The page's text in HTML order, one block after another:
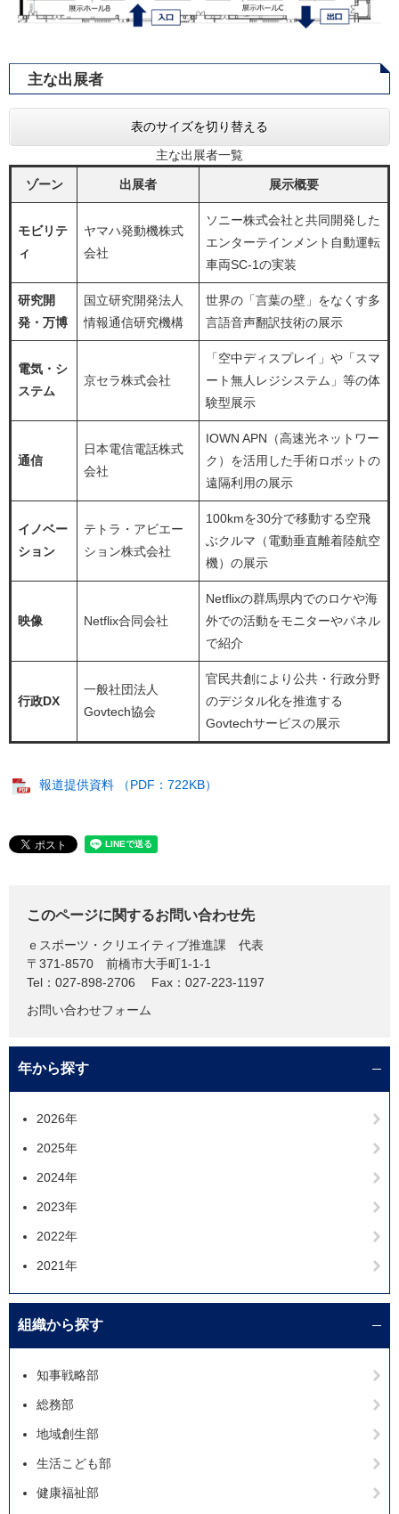
主な出展者​
表のサイズを切り替える
主な出展者​一覧
ゾーン 出展者 展示概要
モビリテ
ィ
ヤマハ発動機株式
会社
ソニー株式会社と共同開発した
エンターテインメント自動運転
車両SC-1の実装
研究開
発・万博
国⽴研究開発法⼈
情報通信研究機構
世界の「⾔葉の壁」をなくす多
⾔語⾳声翻訳技術の展示
電気・シ
ステム
京セラ株式会社
「空中ディスプレイ」や「スマ
ート無人レジシステム」等の体
験型展示
通信
⽇本電信電話株式
会社
IOWN APN（高速光ネットワー
ク）を活⽤した⼿術ロボットの
遠隔利⽤の展示
イノベー
ション
テトラ・アビエー
ション株式会社
100kmを30分で移動する空⾶
ぶクルマ（電動垂直離着陸航空
機）の展⽰
映像 Netflix合同会社
Netflixの群⾺県内でのロケや海
外での活動をモニターやパネル
で紹介
行政DX
⼀般社団法⼈
Govtech協会
官⺠共創により公共・⾏政分野
のデジタル化を推進する
Govtechサービスの展⽰
報道提供資料 （PDF：722KB）
このページに関するお問い合わせ先
ｅスポーツ・クリエイティブ推進課
代表
〒371-8570
前橋市大手町1-1-1
Tel：027-898-2706
Fax：027-223-1197
お問い合わせフォーム
年から探す
2026年
2025年
2024年
2023年
2022年
2021年
組織から探す
知事戦略部
総務部
地域創生部
生活こども部
健康福祉部